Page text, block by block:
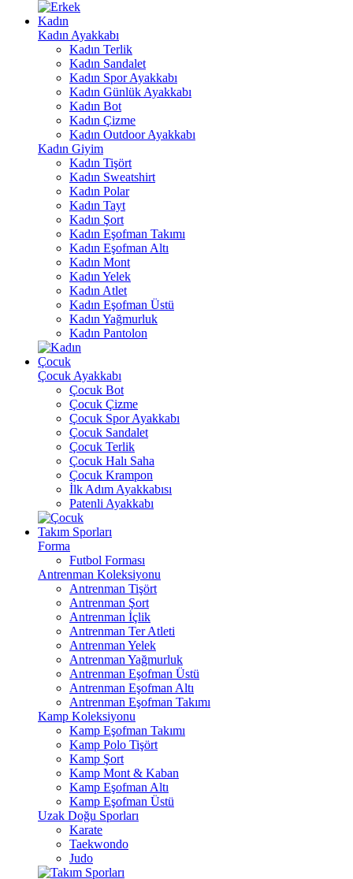
Kadın
Kadın Ayakkabı
Kadın Terlik
Kadın Sandalet
Kadın Spor Ayakkabı
Kadın Günlük Ayakkabı
Kadın Bot
Kadın Çizme
Kadın Outdoor Ayakkabı
Kadın Giyim
Kadın Tişört
Kadın Sweatshirt
Kadın Polar
Kadın Tayt
Kadın Şort
Kadın Eşofman Takımı
Kadın Eşofman Altı
Kadın Mont
Kadın Yelek
Kadın Atlet
Kadın Eşofman Üstü
Kadın Yağmurluk
Kadın Pantolon
Çocuk
Çocuk Ayakkabı
Çocuk Bot
Çocuk Çizme
Çocuk Spor Ayakkabı
Çocuk Sandalet
Çocuk Terlik
Çocuk Halı Saha
Çocuk Krampon
İlk Adım Ayakkabısı
Patenli Ayakkabı
Takım Sporları
Forma
Futbol Forması
Antrenman Koleksiyonu
Antrenman Tişört
Antrenman Şort
Antrenman İçlik
Antrenman Ter Atleti
Antrenman Yelek
Antrenman Yağmurluk
Antrenman Eşofman Üstü
Antrenman Eşofman Altı
Antrenman Eşofman Takımı
Kamp Koleksiyonu
Kamp Eşofman Takımı
Kamp Polo Tişört
Kamp Şort
Kamp Mont & Kaban
Kamp Eşofman Altı
Kamp Eşofman Üstü
Uzak Doğu Sporları
Karate
Taekwondo
Judo